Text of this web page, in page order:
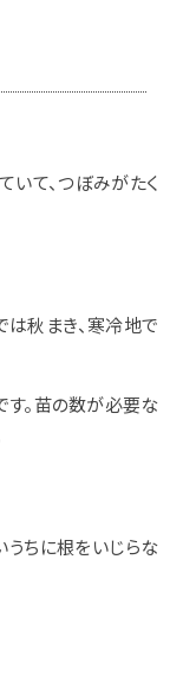
て、つぼみがたく
は秋まき、寒冷地で
。苗の数が必要な
うちに根をいじらな